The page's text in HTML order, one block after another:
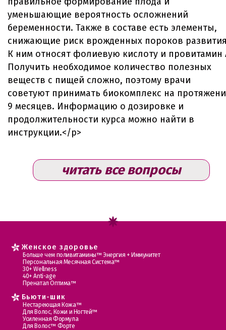
уменьшающие вероятность осложнений
беременности. Также в составе есть элементы,
снижающие риск врожденных пороков
К ним относят фолиевую кислоту и провитамин
Получить необходимое количество полезных
веществ с пищей сложно, поэтому врачи
советуют принимать биокомплекс на
9 месяцев. Информацию о дозировке и
продолжительности курса можно найти в
инструкции.</p>
читать все вопросы
Женское здоровье
Больше чем поливитамины™ Энергия + Иммунитет
Персональная Месячная Система™
30+ Wellness
40+ Anti-age
Пренатал Оптима™
Бьюти-шик
Нестареющая Кожа™
Для Волос, Кожи и Ногтей™
Усиленная Формула
Для Волос™ Форте